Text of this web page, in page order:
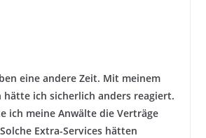
eine andere Zeit. Mit meinem
hätte ich sicherlich anders reagiert.
ich meine Anwälte die Verträge
Extra-Services hätten